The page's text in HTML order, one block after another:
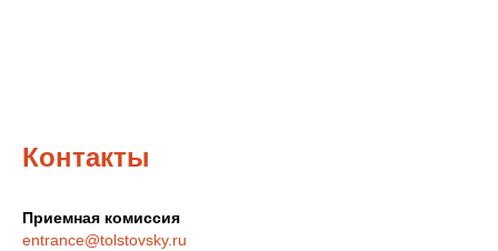
Контакты
Приемная комиссия
entrance@tolstovsky.ru